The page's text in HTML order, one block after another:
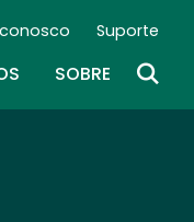
Navigation (PT)
Suporte
SOBRE